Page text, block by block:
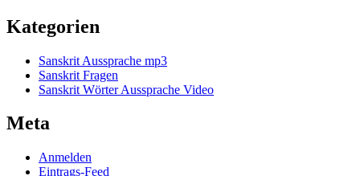
Kategorien
Sanskrit Aussprache mp3
Sanskrit Fragen
Sanskrit Wörter Aussprache Video
Meta
Anmelden
Eintrags-Feed